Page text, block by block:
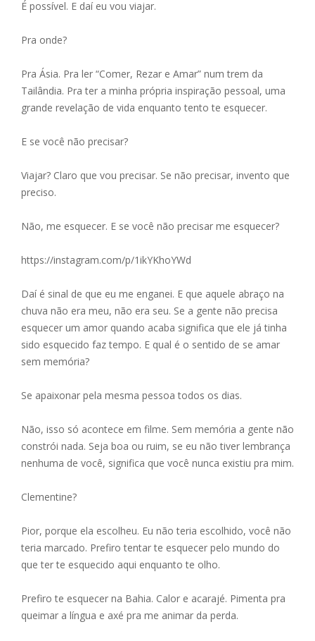
É possível. E daí eu vou viajar.
Pra onde?
Pra Ásia. Pra ler “Comer, Rezar e Amar” num trem da
Tailândia. Pra ter a minha própria inspiração pessoal, uma
grande revelação de vida enquanto tento te esquecer.
E se você não precisar?
Viajar? Claro que vou precisar. Se não precisar, invento que
preciso.
Não, me esquecer. E se você não precisar me esquecer?
https://instagram.com/p/1ikYKhoYWd
Daí é sinal de que eu me enganei. E que aquele abraço na
chuva não era meu, não era seu. Se a gente não precisa
esquecer um amor quando acaba significa que ele já tinha
sido esquecido faz tempo. E qual é o sentido de se amar
sem memória?
Se apaixonar pela mesma pessoa todos os dias.
Não, isso só acontece em filme. Sem memória a gente não
constrói nada. Seja boa ou ruim, se eu não tiver lembrança
nenhuma de você, significa que você nunca existiu pra mim.
Clementine?
Pior, porque ela escolheu. Eu não teria escolhido, você não
teria marcado. Prefiro tentar te esquecer pelo mundo do
que ter te esquecido aqui enquanto te olho.
Prefiro te esquecer na Bahia. Calor e acarajé. Pimenta pra
queimar a língua e axé pra me animar da perda.